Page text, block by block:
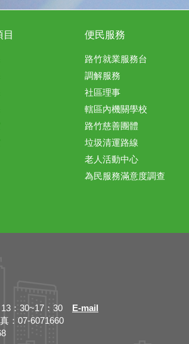
目 便民服務
路竹就業服務台
調解服務
社區理事
轄區內機關學校
路竹慈善團體
垃圾清運路線
老人活動中心
為民服務滿意度調查
13：30~17：30 E-mail
：07-6071660